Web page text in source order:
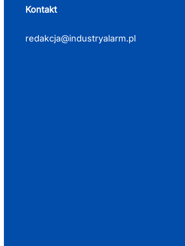
Kontakt
redakcja@industryalarm.pl